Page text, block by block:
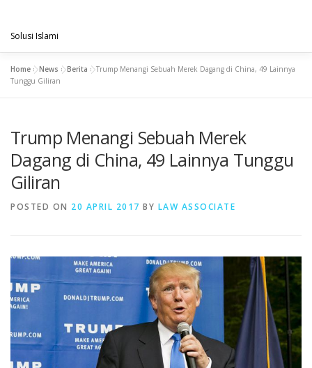
content
Solusi Islami
VISI & MISI
ARTIKEL & BERITA CONTACT
Home »News »Berita »Trump Menangi Sebuah Merek Dagang di China, 49 Lainnya
Tunggu Giliran
Trump Menangi Sebuah Merek
Dagang di China, 49 Lainnya Tunggu
Giliran
POSTED ON 20 APRIL 2017 BY LAW ASSOCIATE